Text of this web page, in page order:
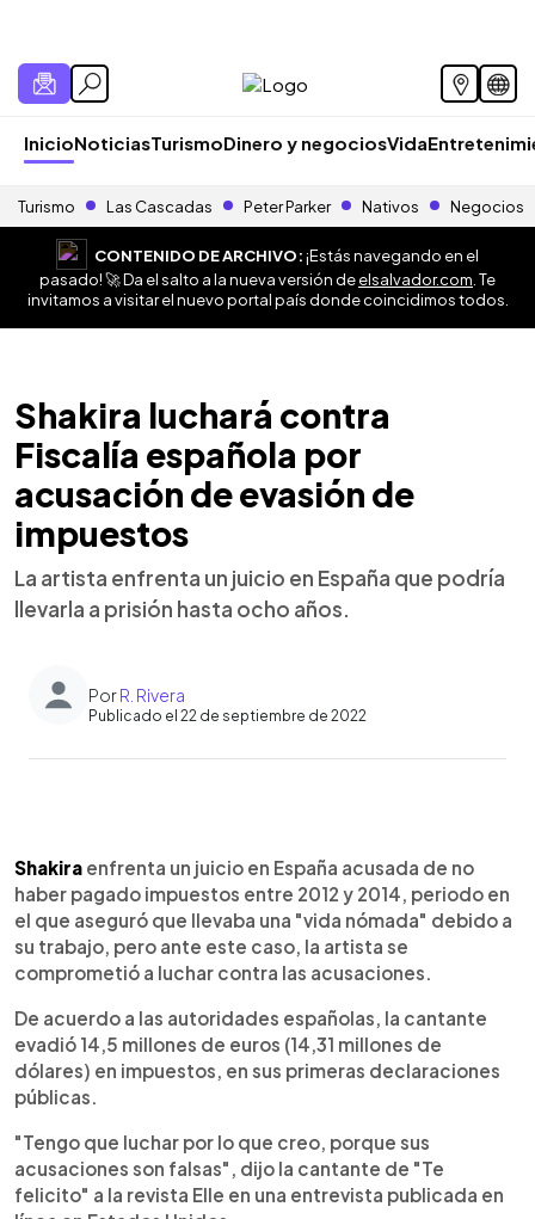
InicioNoticiasTurismoDinero y negociosVida
Turismo Las Cascadas Peter Parker Nativos Negocios
CONTENIDO DE ARCHIVO:¡Estás navegando en el
pasado! 🚀 Da el salto a la nueva versión deelsalvador.com . Te
invitamos a visitar el nuevo portal país donde coincidimos todos.
Shakira luchará contra
Fiscalía española por
acusación de evasión de
impuestos
La artista enfrenta un juicio en España que podría
llevarla a prisión hasta ocho años.
PorR. Rivera
Publicado el 22 de septiembre de 2022
Escuchar artículo
Shakira enfrenta un juicio en España acusada de no
haber pagado impuestos entre 2012 y 2014, periodo en
el que aseguró que llevaba una "vida nómada" debido a
su trabajo, pero ante este caso, la artista se
comprometió a luchar contra las acusaciones.
De acuerdo a las autoridades españolas, la cantante
evadió 14,5 millones de euros (14,31 millones de
dólares) en impuestos, en sus primeras declaraciones
públicas.
"Tengo que luchar por lo que creo, porque sus
acusaciones son falsas", dijo la cantante de "Te
felicito" a la revista Elle en una entrevista publicada en